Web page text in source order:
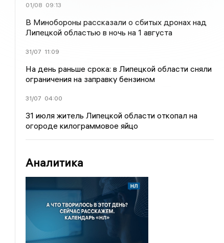
01/08 09:13
В Минобороны рассказали о сбитых дронах над
Липецкой областью в ночь на 1 августа
31/07 11:09
На день раньше срока: в Липецкой области сняли
ограничения на заправку бензином
31/07 04:00
31 июля житель Липецкой области откопал на
огороде килограммовое яйцо
Аналитика